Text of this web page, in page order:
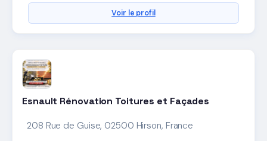
Voir le profil
Esnault Rénovation Toitures et Façades
208 Rue de Guise, 02500 Hirson, France